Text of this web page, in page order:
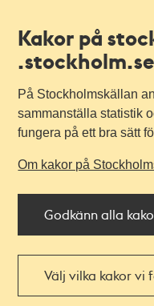
Kakor på
.stockholm.se
På Stockholmskällan
sammanställa statistik
fungera på ett bra sätt
Om kakor på
Godkänn alla
Välj vilka kakor vi